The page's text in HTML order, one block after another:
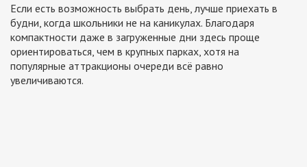
Если есть возможность выбрать день, лучше приехать в
будни, когда школьники не на каникулах. Благодаря
компактности даже в загруженные дни здесь проще
ориентироваться, чем в крупных парках, хотя на
популярные аттракционы очереди всё равно
увеличиваются.